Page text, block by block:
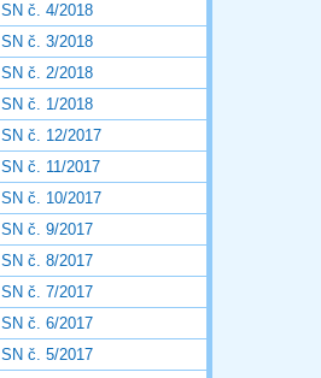
SN č. 4/2018
SN č. 3/2018
SN č. 2/2018
SN č. 1/2018
SN č. 12/2017
SN č. 11/2017
SN č. 10/2017
SN č. 9/2017
SN č. 8/2017
SN č. 7/2017
SN č. 6/2017
SN č. 5/2017